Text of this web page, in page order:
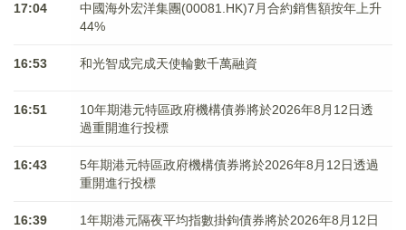
17:04
中國海外宏洋集團(00081.HK)7月合約銷售額按年上升
44%
16:53 和光智成完成天使輪數千萬融資
16:51
10年期港元特區政府機構債券將於2026年8月12日透
過重開進行投標
16:43
5年期港元特區政府機構債券將於2026年8月12日透過
重開進行投標
16:39
1年期港元隔夜平均指數掛鉤債券將於2026年8月12日